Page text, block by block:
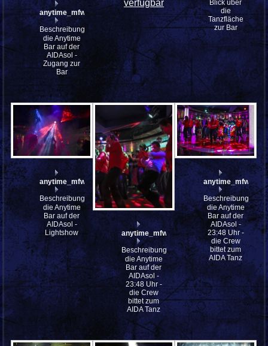
anytime_mfw13__037611
Beschreibung:
die Anytime
Bar auf der
AIDAsol -
Zugang zur
Bar
verfügbar
Blick über
die
Tanzfläche
zur Bar
anytime_mfw13__037133
Beschreibung:
die Anytime
Bar auf der
AIDAsol -
Lightshow
anytime_mfw13__037121
Beschreibung:
die Anytime
Bar auf der
AIDAsol -
23:48 Uhr -
die Crew
bittet zum
AIDA Tanz
Beschreibung:
die Anytime
Bar auf der
AIDAsol -
23:48 Uhr -
die Crew
bittet zum
AIDA Tanz